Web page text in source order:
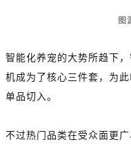
图
智能化养宠的大势所趋下
机成为了核心三件套，为
单品切入。
不过热门品类在受众面更